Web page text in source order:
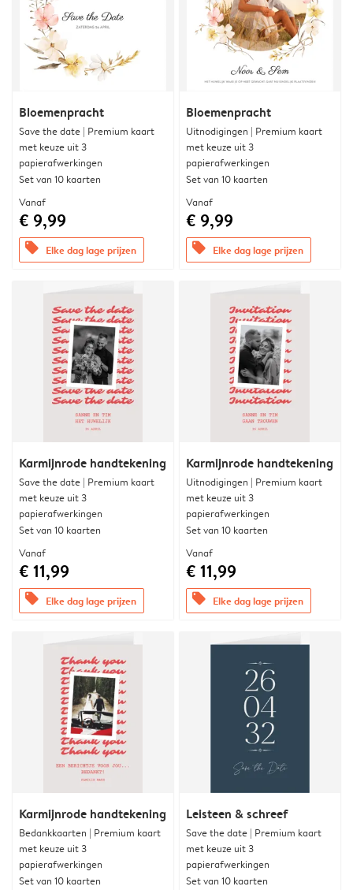
Bloemenpracht
Save the date | Premium kaart
met keuze uit 3
papierafwerkingen
Set van 10 kaarten
Vanaf
€ 9,99
offers Elke dag lage prijzen
Bloemenpracht
Uitnodigingen | Premium kaart
met keuze uit 3
papierafwerkingen
Set van 10 kaarten
Vanaf
€ 9,99
offers Elke dag lage prijzen
Karmijnrode handtekening
Save the date | Premium kaart
met keuze uit 3
papierafwerkingen
Set van 10 kaarten
Vanaf
€ 11,99
offers Elke dag lage prijzen
Karmijnrode handtekening
Uitnodigingen | Premium kaart
met keuze uit 3
papierafwerkingen
Set van 10 kaarten
Vanaf
€ 11,99
offers Elke dag lage prijzen
Karmijnrode handtekening
Bedankkaarten | Premium kaart
met keuze uit 3
papierafwerkingen
Set van 10 kaarten
Leisteen & schreef
Save the date | Premium kaart
met keuze uit 3
papierafwerkingen
Set van 10 kaarten